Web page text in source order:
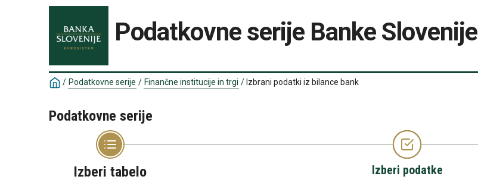
Podatkovne serije Banke Slovenije
/ Podatkovne serije / Finančne institucije in trgi / Izbrani podatki iz bilance bank
Podatkovne serije
Izberi tabelo Izberi podatke